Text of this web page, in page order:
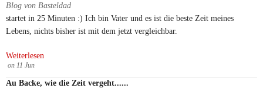
Blog von Basteldad
startet in 25 Minuten :) Ich bin Vater und es ist die beste Zeit meines
Lebens, nichts bisher ist mit dem jetzt vergleichbar.
Weiterlesen
on 11 Jun
Au Backe, wie die Zeit vergeht......